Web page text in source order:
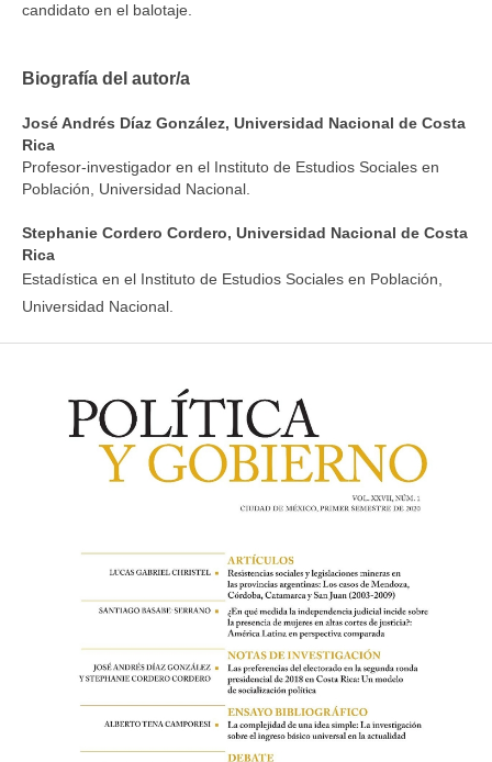
candidato en el balotaje.
Biografía del autor/a
José Andrés Díaz González, Universidad Nacional de Costa
Rica
Profesor-investigador en el Instituto de Estudios Sociales en
Población, Universidad Nacional.
Stephanie Cordero Cordero, Universidad Nacional de Costa
Rica
Estadística en el Instituto de Estudios Sociales en Población,
Universidad Nacional.